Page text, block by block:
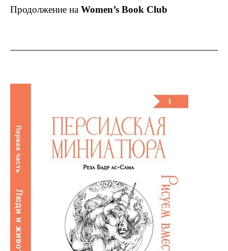
Продолжение на Women’s Book Club